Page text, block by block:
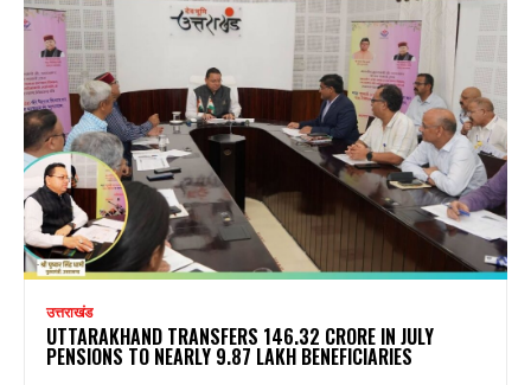
उत्तराखंड
UTTARAKHAND TRANSFERS ₹146.32 CRORE IN JULY
PENSIONS TO NEARLY 9.87 LAKH BENEFICIARIES